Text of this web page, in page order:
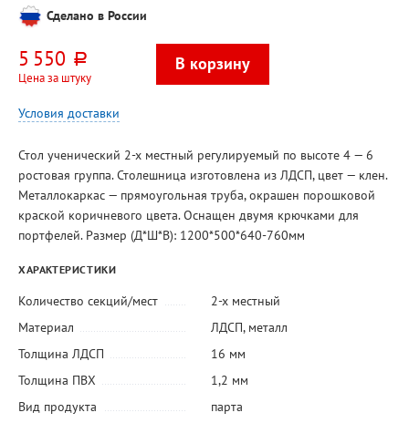
Сделано в России
5 550 руб.
Цена за штуку
Условия доставки
Стол ученический 2-х местный регулируемый по высоте 4 — 6
ростовая группа. Столешница изготовлена из ЛДСП, цвет — клен.
Металлокаркас — прямоугольная труба, окрашен порошковой
краской коричневого цвета. Оснащен двумя крючками для
портфелей. Размер (Д*Ш*В): 1200*500*640-760мм
ХАРАКТЕРИСТИКИ
Количество секций/мест
2-х местный
Материал
ЛДСП, металл
Толщина ЛДСП
16 мм
Толщина ПВХ
1,2 мм
Вид продукта
парта